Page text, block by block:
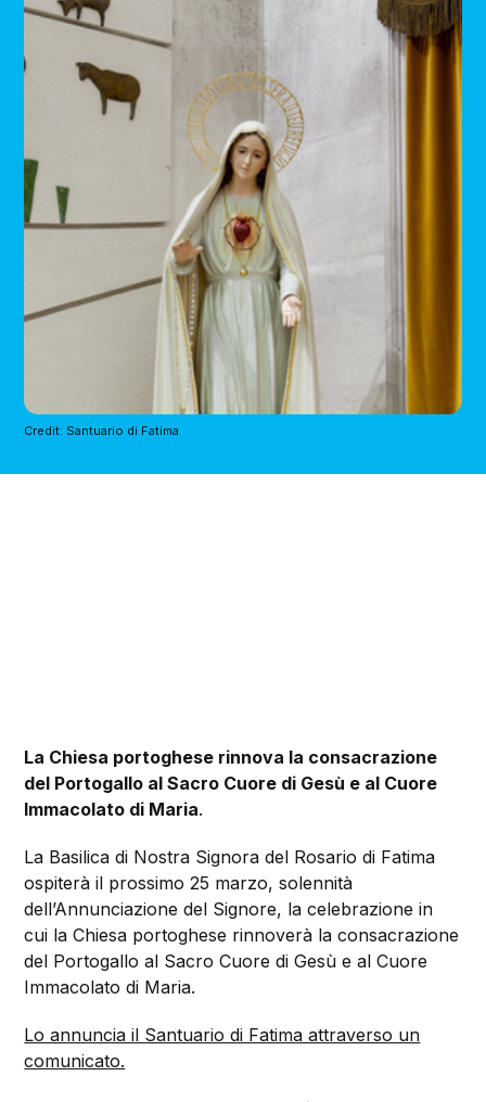
Credit: Santuario di Fatima
La Chiesa portoghese rinnova la consacrazione
del Portogallo al Sacro Cuore di Gesù e al Cuore
Immacolato di Maria.
La Basilica di Nostra Signora del Rosario di Fatima
ospiterà il prossimo 25 marzo, solennità
dell’Annunciazione del Signore, la celebrazione in
cui la Chiesa portoghese rinnoverà la consacrazione
del Portogallo al Sacro Cuore di Gesù e al Cuore
Immacolato di Maria.
Lo annuncia il Santuario di Fatima attraverso un
comunicato.